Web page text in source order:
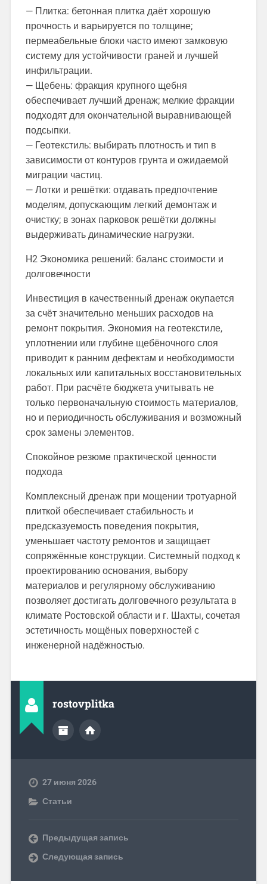
— Плитка: бетонная плитка даёт хорошую
прочность и варьируется по толщине;
пермеабельные блоки часто имеют замковую
систему для устойчивости граней и лучшей
инфильтрации.
— Щебень: фракция крупного щебня
обеспечивает лучший дренаж; мелкие фракции
подходят для окончательной выравнивающей
подсыпки.
— Геотекстиль: выбирать плотность и тип в
зависимости от контуров грунта и ожидаемой
миграции частиц.
— Лотки и решётки: отдавать предпочтение
моделям, допускающим легкий демонтаж и
очистку; в зонах парковок решётки должны
выдерживать динамические нагрузки.
H2 Экономика решений: баланс стоимости и
долговечности
Инвестиция в качественный дренаж окупается
за счёт значительно меньших расходов на
ремонт покрытия. Экономия на геотекстиле,
уплотнении или глубине щебёночного слоя
приводит к ранним дефектам и необходимости
локальных или капитальных восстановительных
работ. При расчёте бюджета учитывать не
только первоначальную стоимость материалов,
но и периодичность обслуживания и возможный
срок замены элементов.
Спокойное резюме практической ценности
подхода
Комплексный дренаж при мощении тротуарной
плиткой обеспечивает стабильность и
предсказуемость поведения покрытия,
уменьшает частоту ремонтов и защищает
сопряжённые конструкции. Системный подход к
проектированию основания, выбору
материалов и регулярному обслуживанию
позволяет достигать долговечного результата в
климате Ростовской области и г. Шахты, сочетая
эстетичность мощёных поверхностей с
инженерной надёжностью.
rostovplitka
27 июня 2026
Статьи
Предыдущая запись
Следующая запись